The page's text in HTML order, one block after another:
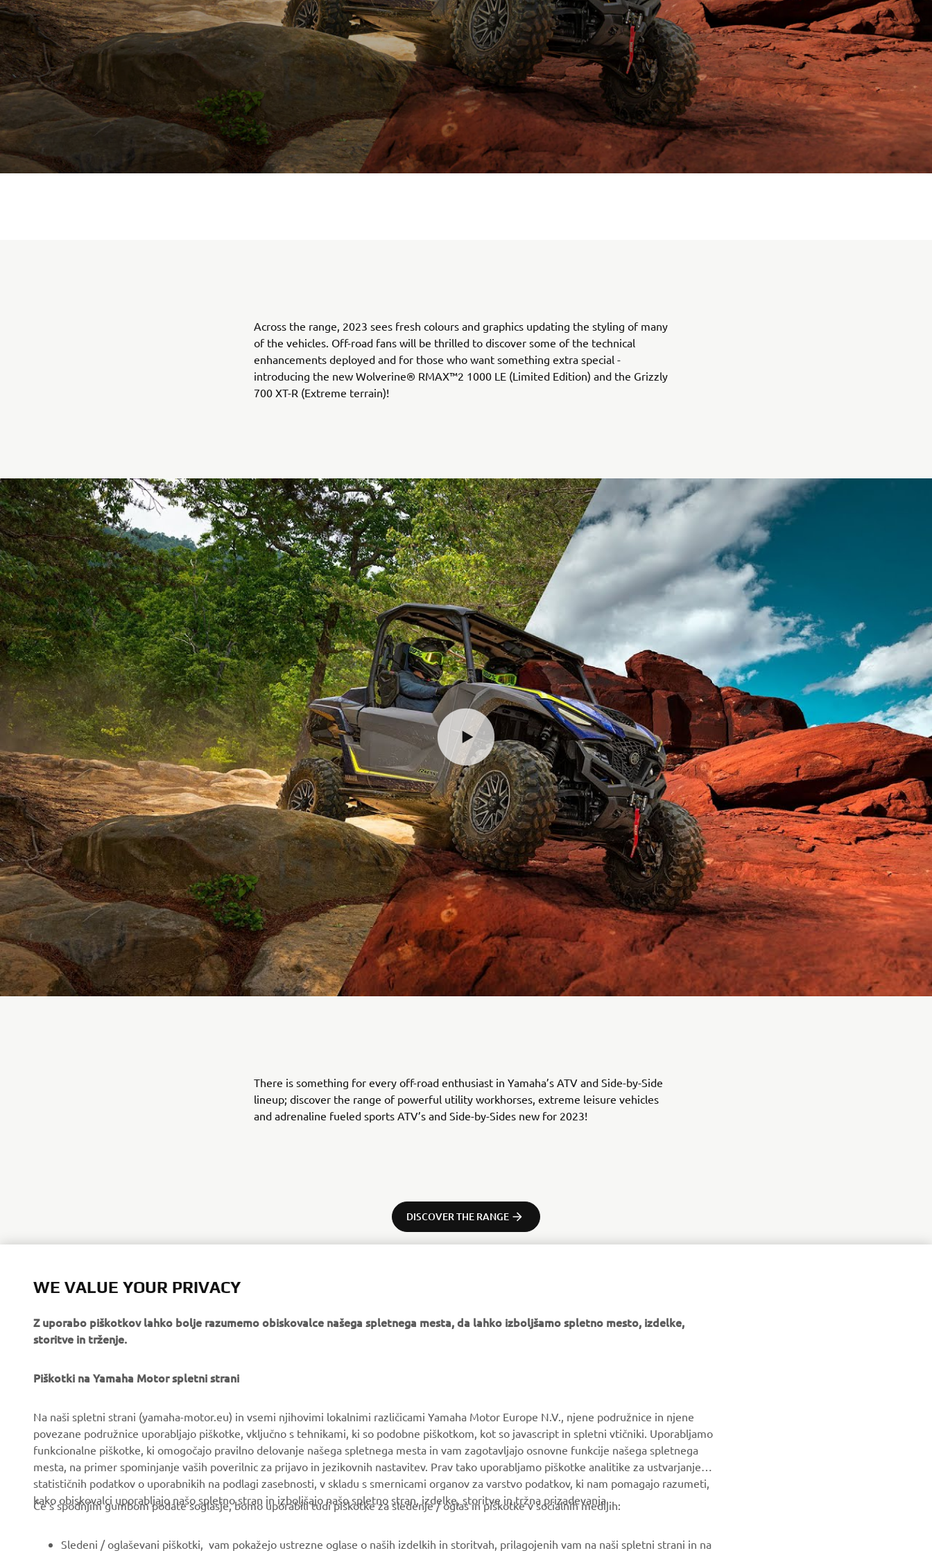
Across the range, 2023 sees fresh colours and graphics updating the styling of many
of the vehicles. Off-road fans will be thrilled to discover some of the technical
enhancements deployed and for those who want something extra special -
introducing the new Wolverine® RMAX™2 1000 LE (Limited Edition) and the Grizzly
700 XT-R (Extreme terrain)!
There is something for every off-road enthusiast in Yamaha’s ATV and Side-by-Side
lineup; discover the range of powerful utility workhorses, extreme leisure vehicles
and adrenaline fueled sports ATV’s and Side-by-Sides new for 2023!
DISCOVER THE RANGE
PODJETJA
O nas
Press
Brošure
Delo pri Yamahi
Trgovec
Sistemi eBike
Igrišča za golf
Prvi odzivi
Avtošole
Robotics
Yamaha Motor Global
Prodajalci Yamaha
Ravnanju z odpadnimi
baterijami
Preberite našo Politiko zasebnosti, da izveste, kako
obdelujemo vaše osebne podatke:
WE VALUE YOUR PRIVACY
Z uporabo piškotkov lahko bolje razumemo obiskovalce našega spletnega mesta, da lahko izboljšamo spletno mesto, izdelke,
storitve in trženje.
Piškotki na Yamaha Motor spletni strani
Na naši spletni strani (yamaha-motor.eu) in vsemi njihovimi lokalnimi različicami Yamaha Motor Europe N.V., njene podružnice in njene
povezane podružnice uporabljajo piškotke, vključno s tehnikami, ki so podobne piškotkom, kot so javascript in spletni vtičniki. Uporabljamo
funkcionalne piškotke, ki omogočajo pravilno delovanje našega spletnega mesta in vam zagotavljajo osnovne funkcije našega spletnega
mesta, na primer spominjanje vaših poverilnic za prijavo in jezikovnih nastavitev. Prav tako uporabljamo piškotke analitike za ustvarjanje
statističnih podatkov o uporabnikih na podlagi zasebnosti, v skladu s smernicami organov za varstvo podatkov, ki nam pomagajo razumeti,
kako obiskovalci uporabljajo našo spletno stran in izboljšajo našo spletno stran, izdelke, storitve in tržna prizadevanja.
Če s spodnjim gumbom podate soglasje, bomo uporabili tudi piškotke za sledenje / oglas in piškotke v socialnih medijih:
Sledeni / oglaševani piškotki, vam pokažejo ustrezne oglase o naših izdelkih in storitvah, prilagojenih vam na naši spletni strani in na